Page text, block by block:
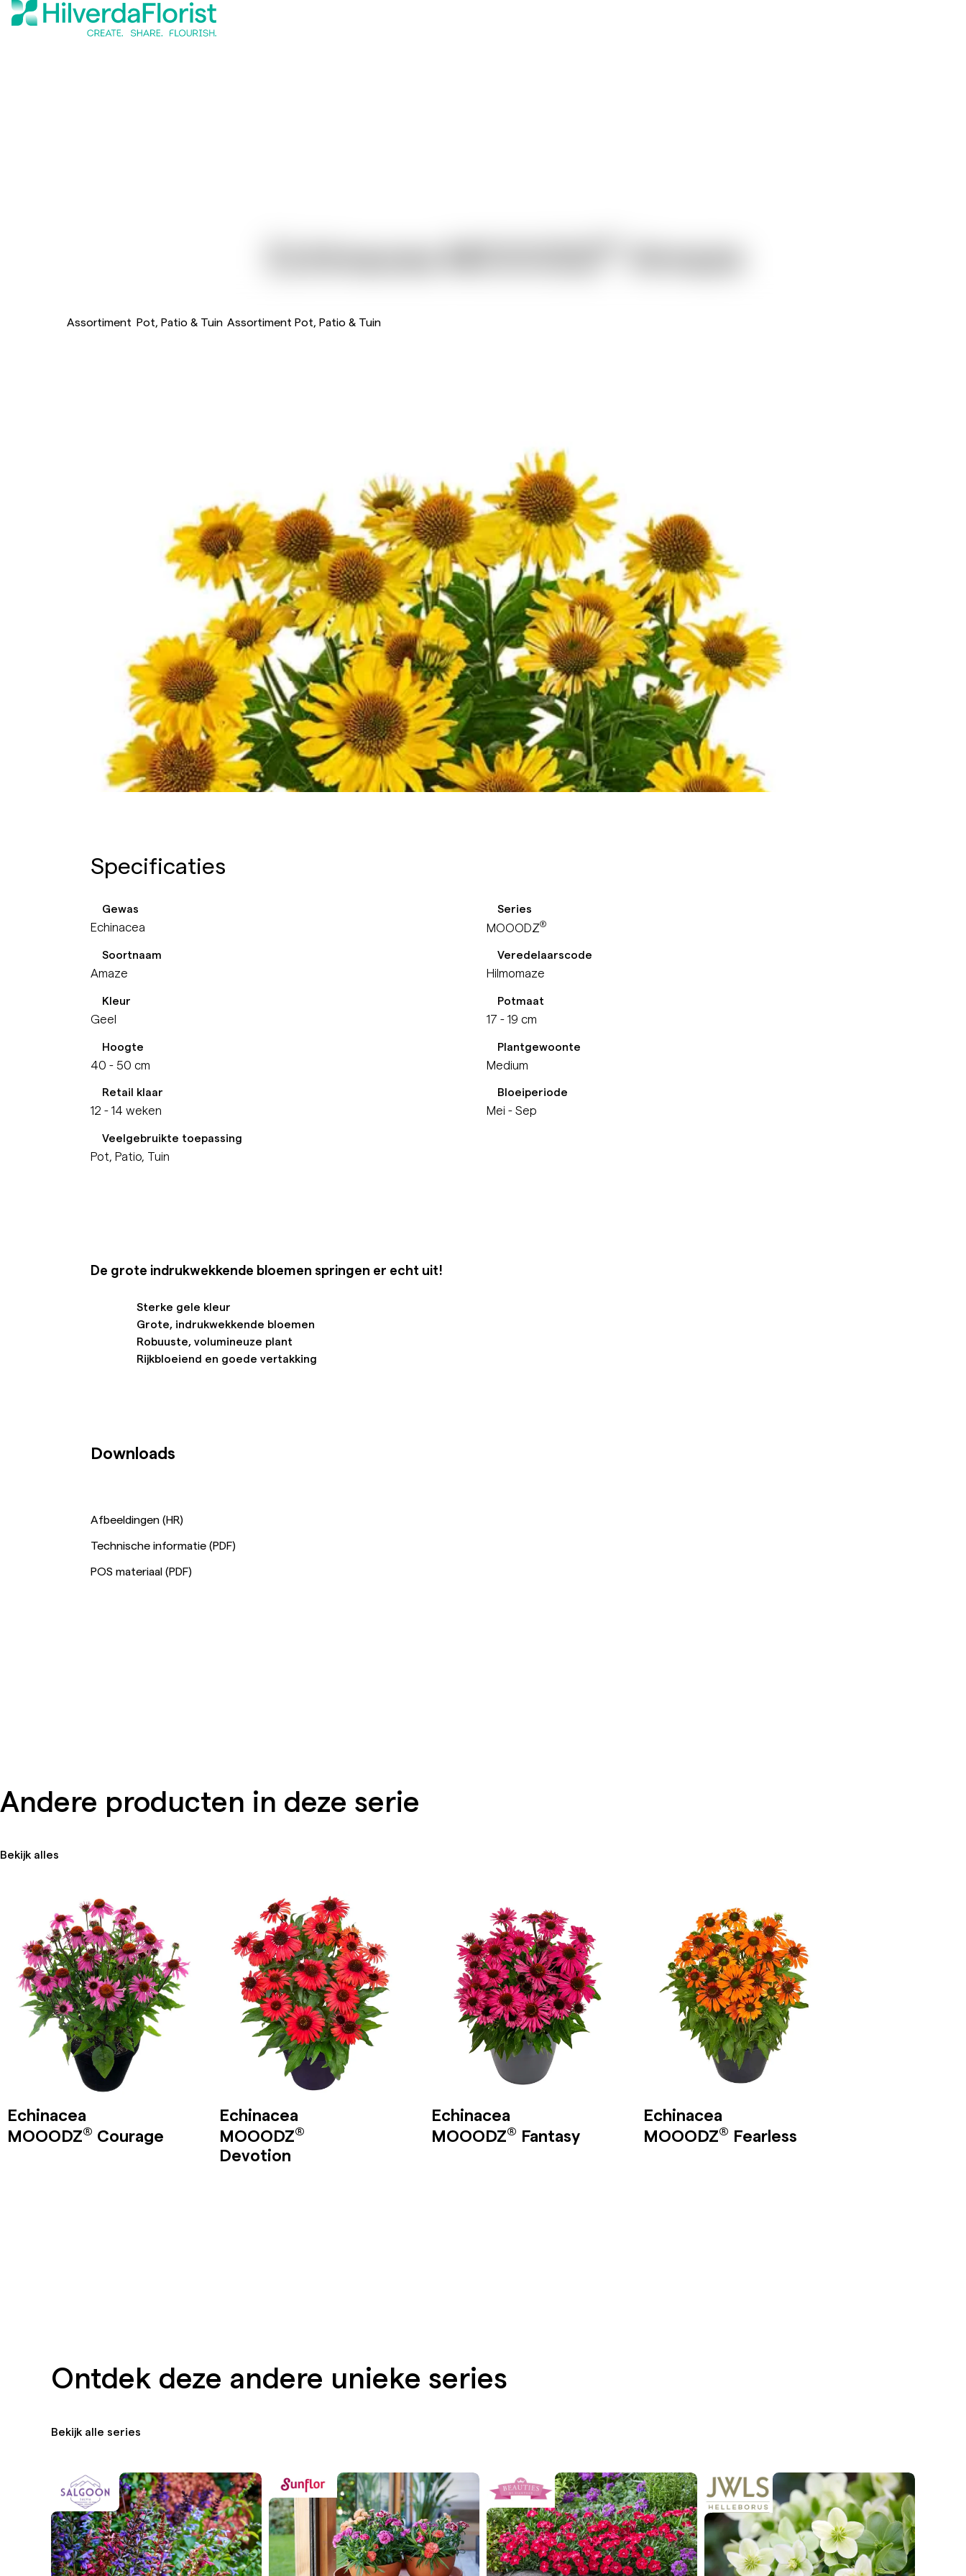
Echinacea MOOODZ Amaze
Assortiment Pot, Patio & Tuin Assortiment Pot, Patio & Tuin
Specificaties
Gewas
Echinacea
Series
MOOODZ®
Soortnaam
Amaze
Veredelaarscode
Hilmomaze
Kleur
Geel
Potmaat
17 - 19 cm
Hoogte
40 - 50 cm
Plantgewoonte
Medium
Retail klaar
12 - 14 weken
Bloeiperiode
Mei - Sep
Veelgebruikte toepassing
Pot, Patio, Tuin
De grote indrukwekkende bloemen springen er echt uit!
Sterke gele kleur
Grote, indrukwekkende bloemen
Robuuste, volumineuze plant
Rijkbloeiend en goede vertakking
Downloads
Afbeeldingen (HR)
Technische informatie (PDF)
POS materiaal (PDF)
Andere producten in deze serie
Bekijk alles
Echinacea
MOOODZ® Courage
Echinacea
MOOODZ®
Devotion
Echinacea
MOOODZ® Fantasy
Echinacea
MOOODZ® Fearless
Ontdek deze andere unieke series
Bekijk alle series